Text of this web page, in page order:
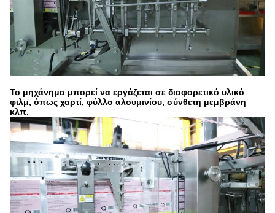
Το μηχάνημα μπορεί να εργάζεται σε διαφορετικό υλικό
φιλμ, όπως χαρτί, φύλλο αλουμινίου, σύνθετη μεμβράνη
κλπ.